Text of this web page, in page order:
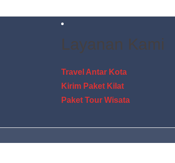
Layanan Kami
Travel Antar Kota
Kirim Paket Kilat
Paket Tour Wisata